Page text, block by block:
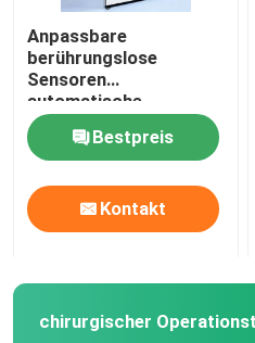
Treten Sie mit uns in
Nachrichten
Fälle
Modularer Reinraum
Anpassbare
berührungslose
Sensoren
automatische
Krankenhaustüren
Bestpreis
Kontakt
chirurgischer